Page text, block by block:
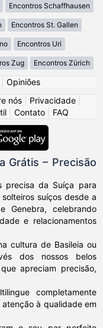
Encontros Schaffhausen
Encontros St. Gallen
Encontros Uri
Zug Encontros Zürich
Opiniões
nós Privacidade
Contato FAQ
Grátis – Precisão
precisa da Suíça para
suíços desde a
Genebra, celebrando
e relacionamentos
cultura de Basileia ou
dos nossos belos
apreciam precisão,
completamente
à qualidade em